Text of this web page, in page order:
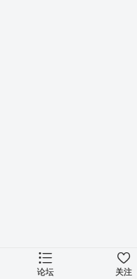
论坛 关注